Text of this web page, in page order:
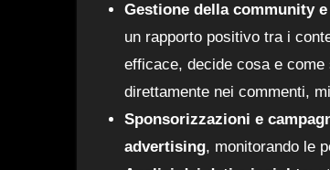
Gestione della community
un rapporto positivo tra i
efficace, decide cosa e
direttamente nei commenti,
Sponsorizzazioni e
advertising, monitorando le